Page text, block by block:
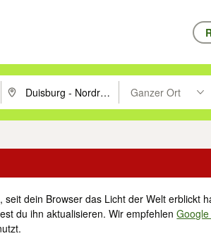
mit den Pfeiltasten nach oben/unten
PLZ oder Ort eingeben. Eingabetaste
Ganzer Ort
Suche im Umkreis
dein Browser das Licht der Welt erblickt
du ihn aktualisieren. Wir empfehlen